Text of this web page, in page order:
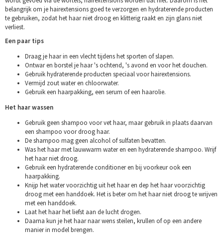
belangrijk om je hairextensions goed te verzorgen en hydraterende producten
te gebruiken, zodat het haar niet droog en klitterig raakt en zijn glans niet
verliest.
Een paar tips
Draag je haar in een vlecht tijdens het sporten of slapen.
Ontwar en borstel je haar 's ochtend, 's avond en voor het douchen.
Gebruik hydraterende producten speciaal voor hairextensions.
Vermijd zout water en chloorwater.
Gebruik een haarpakking, een serum of een haarolie.
Het haar wassen
Gebruik geen shampoo voor vet haar, maar gebruik in plaats daarvan
een shampoo voor droog haar.
De shampoo mag geen alcohol of sulfaten bevatten.
Was het haar met lauwwarm water en een hydraterende shampoo. Wrijf
het haar niet droog.
Gebruik een hydraterende conditioner en bij voorkeur ook een
haarpakking.
Knijp het water voorzichtig uit het haar en dep het haar voorzichtig
droog met een handdoek. Het is beter om het haar niet droog te wrijven
met een handdoek.
Laat het haar het liefst aan de lucht drogen.
Daarna kun je het haar naar wens steilen, krullen of op een andere
manier in model brengen.